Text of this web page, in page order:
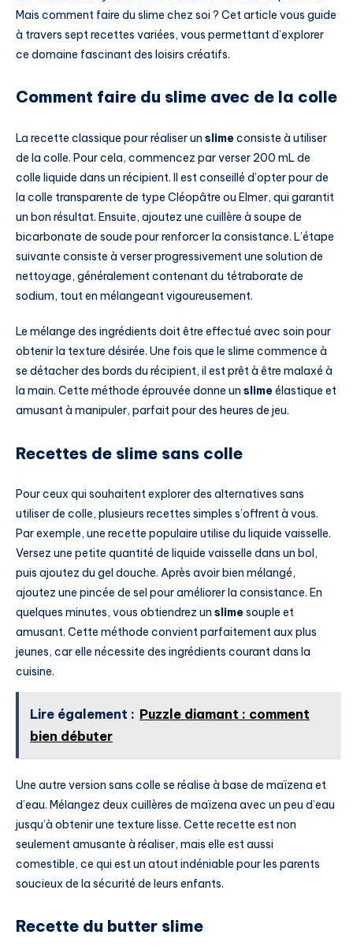
Mais comment faire du slime chez soi ? Cet article vous guide
à travers sept recettes variées, vous permettant d’explorer
ce domaine fascinant des loisirs créatifs.
Comment faire du slime avec de la colle
La recette classique pour réaliser un slimeconsiste à utiliser
de la colle. Pour cela, commencez par verser 200 mL de
colle liquide dans un récipient. Il est conseillé d’opter pour de
la colle transparente de type Cléopâtre ou Elmer, qui garantit
un bon résultat. Ensuite, ajoutez une cuillère à soupe de
bicarbonate de soude pour renforcer la consistance. L’étape
suivante consiste à verser progressivement une solution de
nettoyage, généralement contenant du tétraborate de
sodium, tout en mélangeant vigoureusement.
Le mélange des ingrédients doit être effectué avec soin pour
obtenir la texture désirée. Une fois que le slime commence à
se détacher des bords du récipient, il est prêt à être malaxé à
la main. Cette méthode éprouvée donne un slimeélastique et
amusant à manipuler, parfait pour des heures de jeu.
Recettes de slime sans colle
Pour ceux qui souhaitent explorer des alternatives sans
utiliser de colle, plusieurs recettes simples s’offrent à vous.
Par exemple, une recette populaire utilise du liquide vaisselle.
Versez une petite quantité de liquide vaisselle dans un bol,
puis ajoutez du gel douche. Après avoir bien mélangé,
ajoutez une pincée de sel pour améliorer la consistance. En
quelques minutes, vous obtiendrez un slimesouple et
amusant. Cette méthode convient parfaitement aux plus
jeunes, car elle nécessite des ingrédients courant dans la
cuisine.
Lire également : Puzzle diamant : comment
bien débuter
Une autre version sans colle se réalise à base de maïzena et
d’eau. Mélangez deux cuillères de maïzena avec un peu d’eau
jusqu’à obtenir une texture lisse. Cette recette est non
seulement amusante à réaliser, mais elle est aussi
comestible, ce qui est un atout indéniable pour les parents
soucieux de la sécurité de leurs enfants.
Recette du butter slime